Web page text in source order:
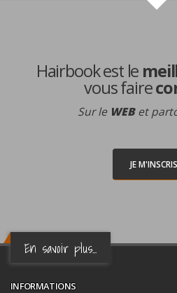
Hairbook est le
vous faire
Sur le WEBet
JE
En savoir plus...
INFORMATIONS